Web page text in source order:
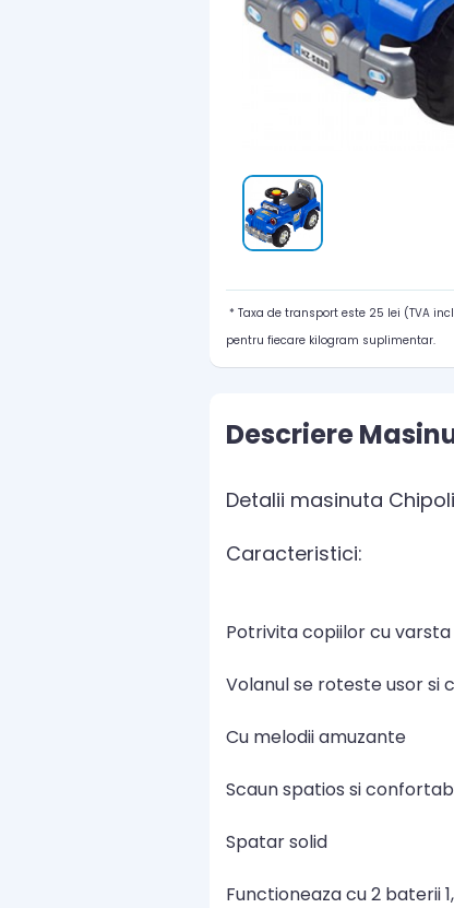
* Taxa de transport este 25 lei (TVA
pentru fiecare kilogram suplimentar.
Descriere
Detalii masinuta
Caracteristici:
Potrivita copiilor cu
Volanul se roteste usor si
Cu melodii amuzante
Scaun spatios si
Spatar solid
Functioneaza cu 2 baterii